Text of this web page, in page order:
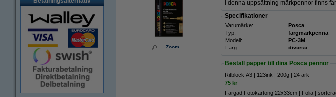
Zoom
I denna uppsättning märkpennor finns
Specifikationer
Varumärke: Posca
Typ:
färgmärkpenna
Modell:
PC-3M
Färg:
diverse
Beställ papper till dina Posca pennor
Ritblock A3 | 123ink | 200g | 24 ark
75 kr
Färgad Fotokartong 22x33cm | Folia |